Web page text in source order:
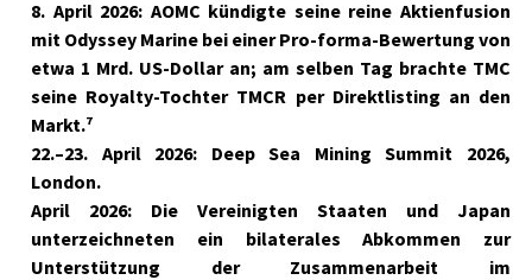
8. April 2026: AOMC kündigte seine reine Aktienfusion
mit Odyssey Marine bei einer Pro-forma-Bewertung von
etwa 1 Mrd. US-Dollar an; am selben Tag brachte TMC
seine Royalty-Tochter TMCR per Direktlisting an den
Markt.⁷
22.–23. April 2026: Deep Sea Mining Summit 2026,
London.
April 2026: Die Vereinigten Staaten und Japan
unterzeichneten ein bilaterales Abkommen zur
Unterstützung der Zusammenarbeit im